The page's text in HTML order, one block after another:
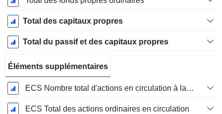
Total des capitaux propres
Total du passif et des capitaux propres
Éléments supplémentaires
ECS Nombre total d'actions en circulation à la date de dépôt
ECS Total des actions ordinaires en circulation